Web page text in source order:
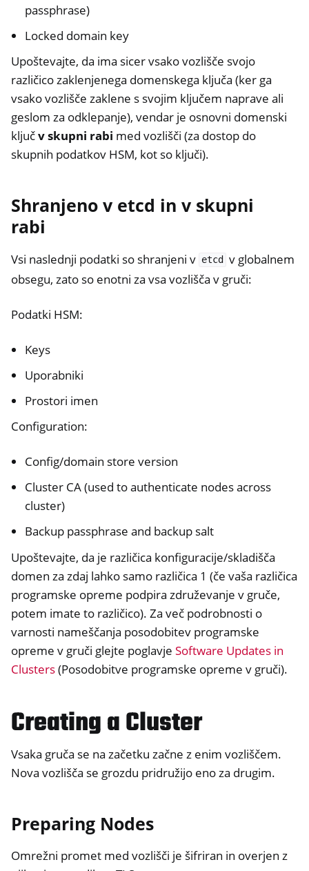
passphrase)
Locked domain key
Upoštevajte, da ima sicer vsako vozlišče svojo
različico zaklenjenega domenskega ključa (ker ga
vsako vozlišče zaklene s svojim ključem naprave ali
geslom za odklepanje), vendar je osnovni domenski
ključv skupni rabi med vozlišči (za dostop do
skupnih podatkov HSM, kot so ključi).
Shranjeno v etcd in v skupni
rabi
Vsi naslednji podatki so shranjeni v etcd
v globalnem
obsegu, zato so enotni za vsa vozlišča v gruči:
Podatki HSM:
Keys
Uporabniki
Prostori imen
Configuration:
Config/domain store version
Cluster CA (used to authenticate nodes across
cluster)
Backup passphrase and backup salt
Upoštevajte, da je različica konfiguracije/skladišča
domen za zdaj lahko samo različica 1 (če vaša različica
programske opreme podpira združevanje v gruče,
potem imate to različico). Za več podrobnosti o
varnosti nameščanja posodobitev programske
opreme v gruči glejte poglavje Software Updates in
Clusters(Posodobitve programske opreme v gruči).
Creating a Cluster
Vsaka gruča se na začetku začne z enim vozliščem.
Nova vozlišča se grozdu pridružijo eno za drugim.
Preparing Nodes
Omrežni promet med vozlišči je šifriran in overjen z